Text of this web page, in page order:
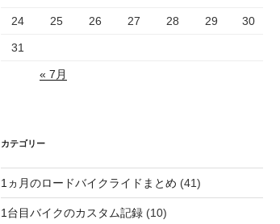
24 25 26 27 28 29 30
31
« 7月
カテゴリー
1ヵ月のロードバイクライドまとめ (41)
1台目バイクのカスタム記録(10)